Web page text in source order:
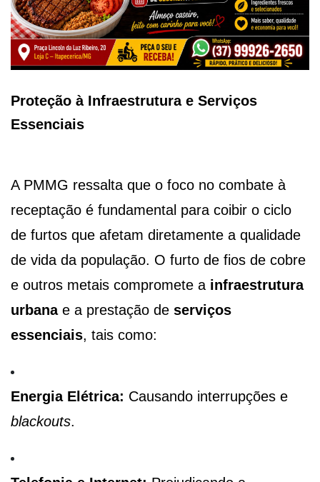
Proteção à Infraestrutura e Serviços
Essenciais
A PMMG ressalta que o foco no combate à
receptação é fundamental para coibir o ciclo
de furtos que afetam diretamente a qualidade
de vida da população. O furto de fios de cobre
e outros metais compromete a infraestrutura
urbanae a prestação de serviços
essenciais, tais como:
Energia Elétrica: Causando interrupções e
blackouts.